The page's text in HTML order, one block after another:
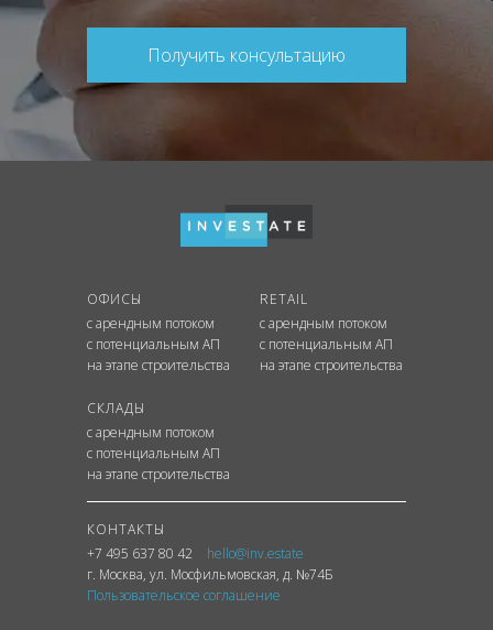
Получить консультацию
ОФИСЫ
с арендным потоком
с потенциальным АП
на этапе строительства
RETAIL
с арендным потоком
с потенциальным АП
на этапе строительства
СКЛАДЫ
с арендным потоком
с потенциальным АП
на этапе строительства
КОНТАКТЫ
+7 495 637 80 42
hello@inv.estate
г. Москва, ул. Мосфильмовская, д. №74Б
Пользовательское соглашение